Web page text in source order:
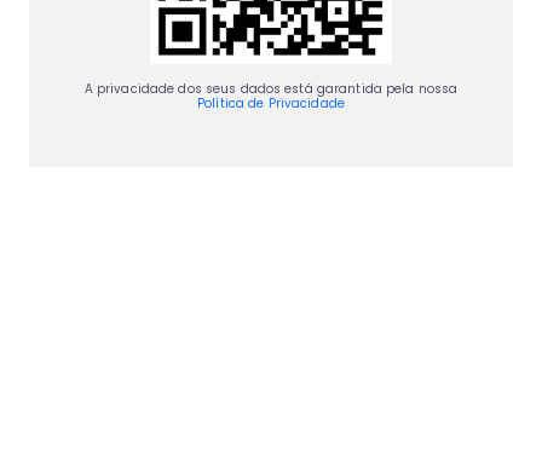
A privacidade dos seus dados está garantida pela nossa
Política de Privacidade